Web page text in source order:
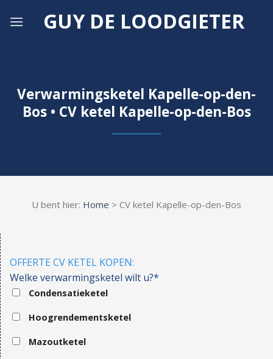
GUY DE LOODGIETER
Verwarmingsketel Kapelle-op-den-
Bos • CV ketel Kapelle-op-den-Bos
U bent hier: Home > CV ketel Kapelle-op-den-Bos
OFFERTE CV KETEL KOPEN:
Welke verwarmingsketel wilt u?*
Condensatieketel
Hoogrendementsketel
Mazoutketel